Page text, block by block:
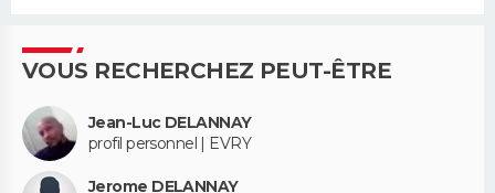
VOUS RECHERCHEZ PEUT-ÊTRE
Jean-Luc DELANNAY
profil personnel | EVRY
Jerome DELANNAY